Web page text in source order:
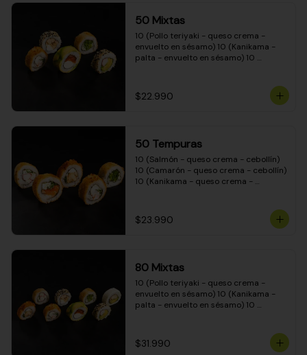
50 Mixtas
10 (Pollo teriyaki - queso crema -
envuelto en sésamo) 10 (Kanikama -
palta - envuelto en sésamo) 10
cebollín - envuelto en masa tempura)
10 (Pimentón - queso crema - cebollín
$22.990
50 Tempuras
10 (Salmón - queso crema - cebollín)
10 (Camarón - queso crema - cebollín)
10 (Kanikama - queso crema -
crema - cebollín)
$23.990
80 Mixtas
10 (Pollo teriyaki - queso crema -
envuelto en sésamo) 10 (Kanikama -
palta - envuelto en sésamo) 10
envuelto en queso crema) 10
(Camarón - queso crema - cebollín -
$31.990